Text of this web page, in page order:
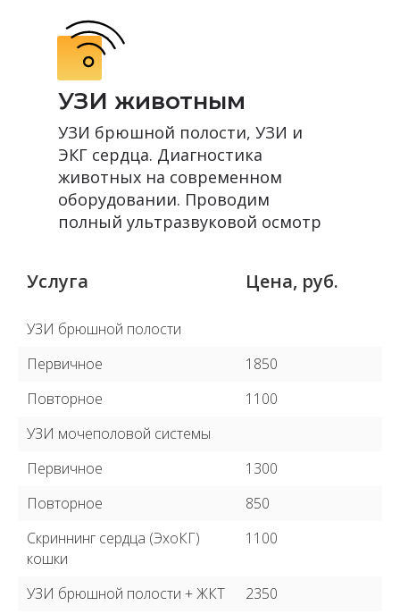
УЗИ животным
УЗИ брюшной полости, УЗИ и
ЭКГ сердца. Диагностика
животных на современном
оборудовании. Проводим
полный ультразвуковой осмотр
Услуга Цена, руб.
УЗИ брюшной полости
Первичное
1850
Повторное
1100
УЗИ мочеполовой системы
Первичное
1300
Повторное
850
Скриннинг сердца (ЭхоКГ)
кошки
1100
УЗИ брюшной полости + ЖКТ
2350